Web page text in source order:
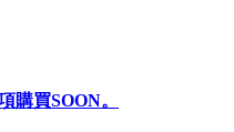
購買SOON。